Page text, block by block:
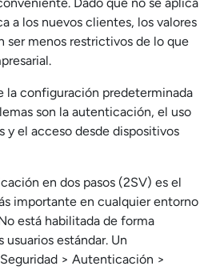
a los nuevos clientes, los valores
ser menos restrictivos de lo que
la configuración predeterminada
son la autenticación, el uso
y el acceso desde dispositivos
en dos pasos (2SV) es el
importante en cualquier entorno
está habilitada de forma
usuarios estándar. Un
> Autenticación >